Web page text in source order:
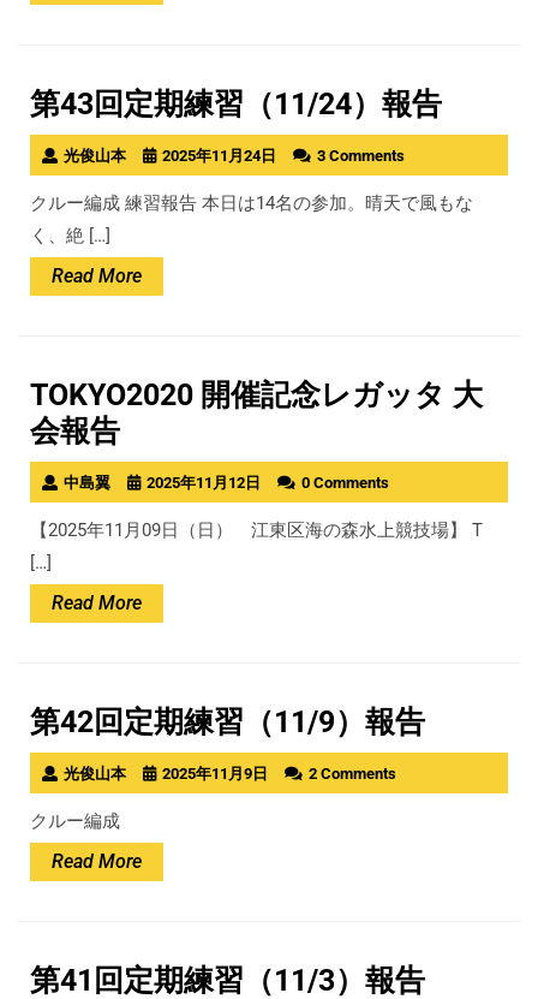
More
第43回定期練習（11/24）報告
光俊山本 2025年11月24日 3 Comments
クルー編成 練習報告 本日は14名の参加。晴天で風もな
く、絶 […]
Read MoreRead
More
TOKYO2020 開催記念レガッタ 大
会報告
中島翼 2025年11月12日 0 Comments
【2025年11月09日（日） 江東区海の森水上競技場】 T
[…]
Read MoreRead
More
第42回定期練習（11/9）報告
光俊山本 2025年11月9日 2 Comments
クルー編成
Read MoreRead
More
第41回定期練習（11/3）報告